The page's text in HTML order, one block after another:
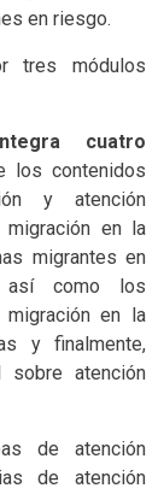
en riesgo.
tres módulos
cuatro
los contenidos
y atención
en la
migrantes en
así como los
en la
y finalmente,
sobre atención
de atención
de atención